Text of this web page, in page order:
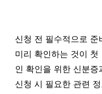
신청 전 필수적으로 준
미리 확인하는 것이
인 확인을 위한 신분
신청 시 필요한 관련